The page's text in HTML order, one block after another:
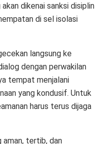
dikenai sanksi disiplin
di sel isolasi
langsung ke
dengan perwakilan
tempat menjalani
yang kondusif. Untuk
harus terus dijaga
aman, tertib, dan